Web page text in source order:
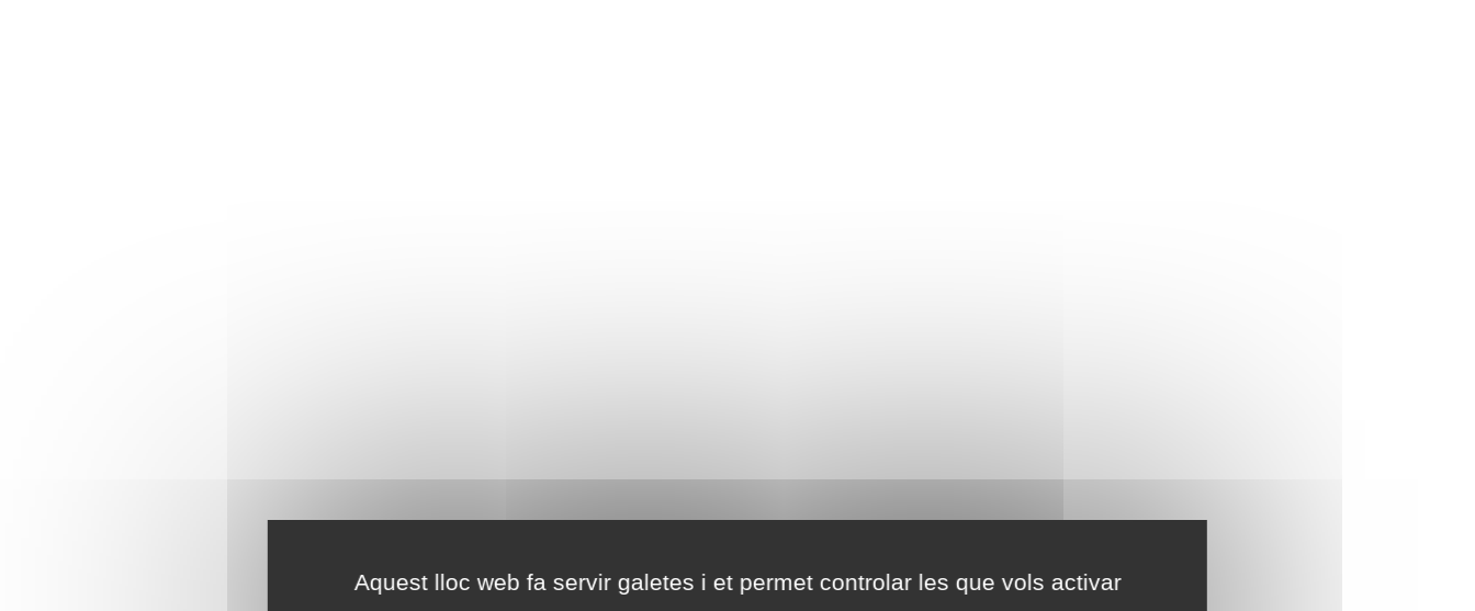
Aquest lloc web fa servir galetes i et permet controlar les que vols activar